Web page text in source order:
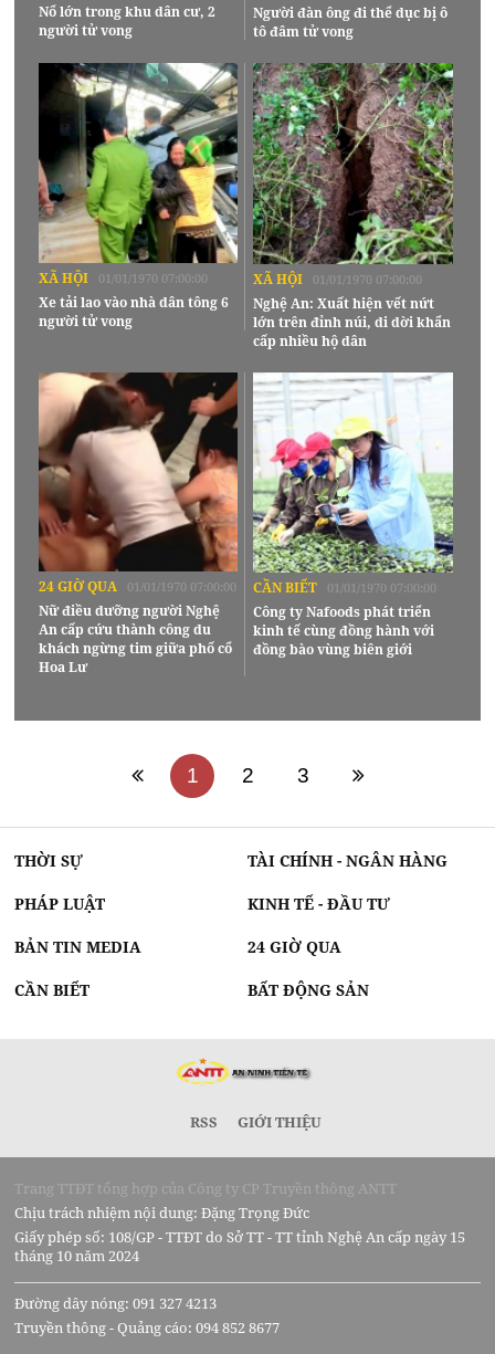
Nổ lớn trong khu dân cư, 2
người tử vong
Người đàn ông đi thể dục bị ô
tô đâm tử vong
XÃ HỘI 01/01/1970 07:00:00
Xe tải lao vào nhà dân tông 6
người tử vong
XÃ HỘI 01/01/1970 07:00:00
Nghệ An: Xuất hiện vết nứt
lớn trên đỉnh núi, di dời khẩn
cấp nhiều hộ dân
24 GIỜ QUA 01/01/1970 07:00:00
Nữ điều dưỡng người Nghệ
An cấp cứu thành công du
khách ngừng tim giữa phố cổ
Hoa Lư
CẦN BIẾT 01/01/1970 07:00:00
Công ty Nafoods phát triển
kinh tế cùng đồng hành với
đồng bào vùng biên giới
1 2 3
THỜI SỰ TÀI CHÍNH - NGÂN HÀNG
PHÁP LUẬT KINH TẾ - ĐẦU TƯ
BẢN TIN MEDIA 24 GIỜ QUA
CẦN BIẾT BẤT ĐỘNG SẢN
RSS GIỚI THIỆU
Trang TTĐT tổng hợp của Công ty CP Truyền thông ANTT
Chịu trách nhiệm nội dung: Đặng Trọng Đức
Giấy phép số: 108/GP - TTĐT do Sở TT - TT tỉnh Nghệ An cấp ngày 15
tháng 10 năm 2024
Đường dây nóng: 091 327 4213
Truyền thông - Quảng cáo: 094 852 8677